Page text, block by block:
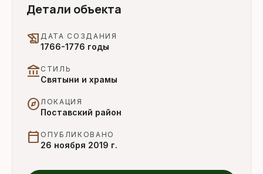
Детали объекта
history_edu ДАТА СОЗДАНИЯ
1766-1776 годы
account_balance СТИЛЬ
Святыни и храмы
explore ЛОКАЦИЯ
Поставский район
calendar_today ОПУБЛИКОВАНО
26 ноября 2019 г.